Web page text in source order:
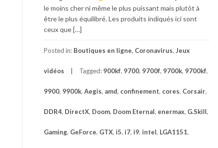
le moins cher ni même le plus puissant mais plutôt à
être le plus équilibré. Les produits indiqués ici sont
ceux que […]
Posted in: Boutiques en ligne, Coronavirus, Jeux
vidéos Tagged: 900kf, 9700, 9700f, 9700k, 9700kf,
9900, 9900k, Aegis, amd, confinement, cores, Corsair,
DDR4, DirectX, Doom, Doom Eternal, enermax, G.Skill,
Gaming, GeForce, GTX, i5, i7, i9, intel, LGA1151,